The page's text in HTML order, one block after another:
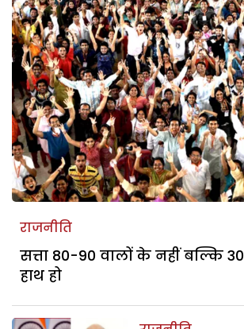
राजनीति
सत्ता 80-90 वालों के नहीं बल्कि
हाथ हो